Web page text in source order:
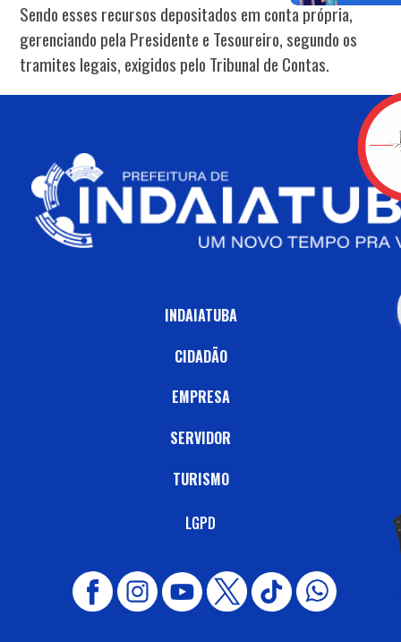
Sendo esses recursos depositados em conta própria,
gerenciando pela Presidente e Tesoureiro, segundo os
tramites legais, exigidos pelo Tribunal de Contas.
INDAIATUBA
CIDADÃO
EMPRESA
SERVIDOR
TURISMO
LGPD